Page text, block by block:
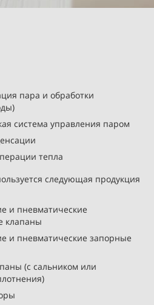
пара и обработки
система управления паром
тепла
следующая продукция
и пневматические
клапаны
и пневматические запорные
(с сальником или